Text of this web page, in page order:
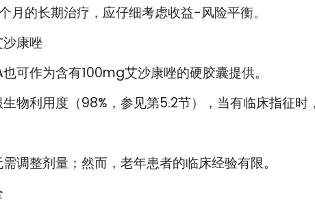
月的长期治疗，应仔细考虑收益-风险平衡。
康唑
也可作为含有100mg艾沙康唑的硬胶囊提供。
物利用度（98%，参见第5.2节），当有临床指征时
调整剂量；然而，老年患者的临床经验有限。